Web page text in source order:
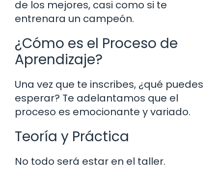
de los mejores, casi como si te
entrenara un campeón.
¿Cómo es el Proceso de
Aprendizaje?
Una vez que te inscribes, ¿qué puedes
esperar? Te adelantamos que el
proceso es emocionante y variado.
Teoría y Práctica
No todo será estar en el taller.